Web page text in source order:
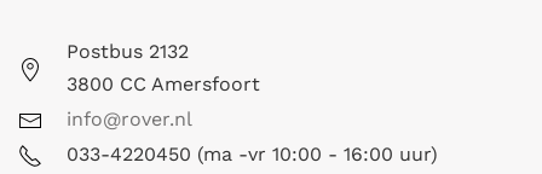
Postbus 2132
3800 CC Amersfoort
info@rover.nl
033-4220450 (ma -vr 10:00 - 16:00 uur)